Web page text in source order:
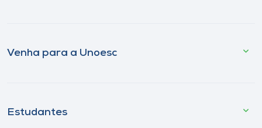
Venha para a Unoesc
Estudantes